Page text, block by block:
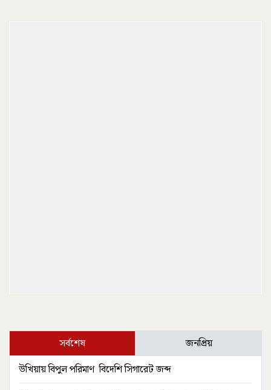
সর্বশেষ জনপ্রিয়
উখিয়ায় বিপুল পরিমাণ বিদেশি সিগারেট জব্দ